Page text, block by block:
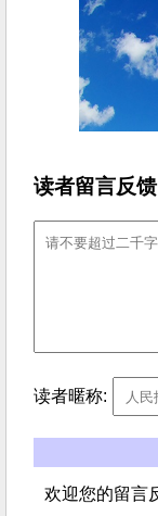
读者留言反
读者暱称:
欢迎您的留言